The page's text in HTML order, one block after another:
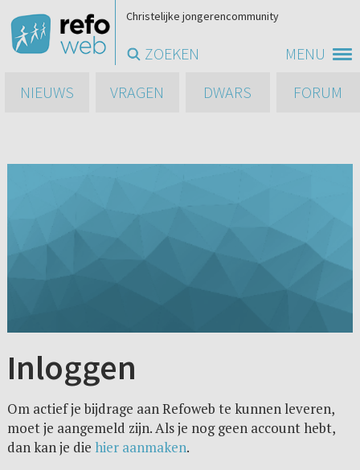
MENU
Christelijke jongerencommunity
ZOEKEN
NIEUWS
VRAGEN DWARS FORUM
Inloggen
Om actief je bijdrage aan Refoweb te kunnen leveren,
moet je aangemeld zijn. Als je nog geen account hebt,
dan kan je die hier aanmaken.